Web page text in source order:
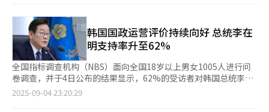
大。女性家族部分析称，出现这一现象的原因在于工资不仅受到在
职年限影响，还与职位、雇佣形式等多种因素相关。 女性家族部
表示，未来在进行性别工资差距分析时，计划纳入年龄、职位、雇
佣形式、职业中断与否、职务特性等多重变量，更加精准查明差距
原因。同时，女性家族部还计划通过引入“就业平等薪酬公示制
度”，推动企业公开薪酬信息，努力缩小性别工资差距。
年（280.2486万人次）的90%水平。业界普遍预期，鉴于免签政
策启动时期恰逢国庆节与中秋节连休8日，今年秋季旅游业或将迎
来旺季。 此外，多家券商近期上调了酒店和赌场的目标股价。新
韩投资研究员池仁海（音）于上月14日将百乐达斯的目标股价上调
至2.6万韩元，并分析称：“该股是赴韩旅游及澳门赌场复苏周期
中不可错过的代表性受益股，直至年底买入并持有该股仍为有效策
略。”GKL运营的两家外国人专用七乐赌场（Seven Luck），分
别位于首尔江南COEX和龙山龙城酒店。GKL方面表示：“因地理
分散在不同部门实施，导致整体效果不甚理想。 韩经协强调，仅
依靠现行政策难以推动内需复苏，韩国需要通过大规模消费品更换
和产业基础设施投资，在刺激消费的同时提高生产，以此实现经济
体质改善。协会指出，中国的“以旧换新”政策值得韩国借鉴，此
类政策不仅能够促进消费和投资，还能推动产业升级与绿色转型，
如果结合韩国实际情况加以实施，有助于形成新的增长动力。 韩
经协建议，韩国的家电领域政策应当延长“高效能家电补贴”的实
施期限并扩大适用范围，同时在回收旧家电时提供更多激励措施；
韩国国政运营评价持续向好 总统李在
明支持率升至62%
全国指标调查机构（NBS）面向全国18岁以上男女1005人进行问
卷调查，并于4日公布的结果显示，62%的受访者对韩国总统李在
明的国政运营给予积极评价，较两周前（8月18日至20日）进行的
2025-09-04 23:20:29